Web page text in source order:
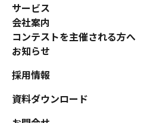
サービス
会社案内
コンテストを主催される方へ
お知らせ
採用情報
資料ダウンロード